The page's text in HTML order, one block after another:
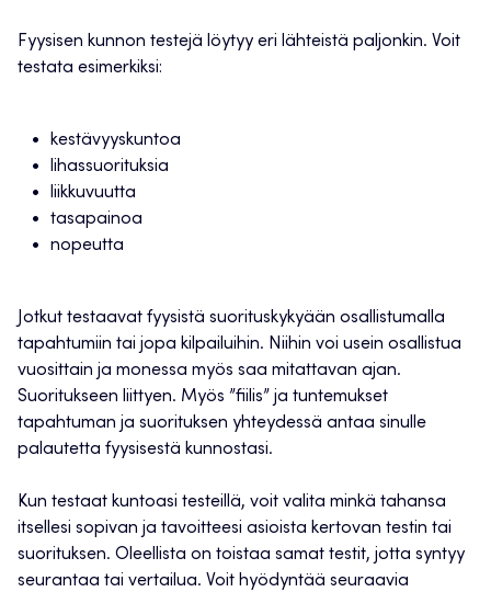
Fyysisen kunnon testejä löytyy eri lähteistä paljonkin. Voit
testata esimerkiksi:
kestävyyskuntoa
lihassuorituksia
liikkuvuutta
tasapainoa
nopeutta
Jotkut testaavat fyysistä suorituskykyään osallistumalla
tapahtumiin tai jopa kilpailuihin. Niihin voi usein osallistua
vuosittain ja monessa myös saa mitattavan ajan.
Suoritukseen liittyen. Myös ”fiilis” ja tuntemukset
tapahtuman ja suorituksen yhteydessä antaa sinulle
palautetta fyysisestä kunnostasi.
Kun testaat kuntoasi testeillä, voit valita minkä tahansa
itsellesi sopivan ja tavoitteesi asioista kertovan testin tai
suorituksen. Oleellista on toistaa samat testit, jotta syntyy
seurantaa tai vertailua. Voit hyödyntää seuraavia